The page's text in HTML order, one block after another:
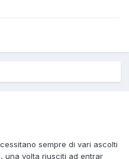
sempre di vari ascolti
una volta riusciti ad entrar